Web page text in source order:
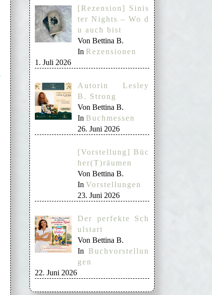
[Rezension] Sinis
ter Nights – Wo d
u auch bist
Von Bettina B.
In Rezensionen
1. Juli 2026
Autorin Lesley
B. Strong
Von Bettina B.
In Buchmessen
26. Juni 2026
[Vorstellung] Büc
her(T)räumen
Von Bettina B.
In Vorstellungen
23. Juni 2026
Der perfekte Sch
ulstart
Von Bettina B.
In Buchvorstellun
gen
22. Juni 2026